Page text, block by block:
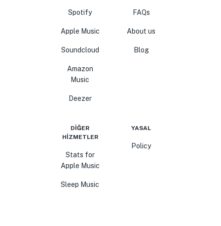
Spotify
Apple Music
Soundcloud
Amazon
Music
Deezer
FAQs
About us
Blog
DIĞER
HIZMETLER
Stats for
Apple Music
Sleep Music
YASAL
Policy